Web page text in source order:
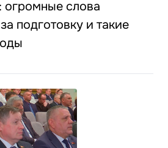
слова
подготовку и такие